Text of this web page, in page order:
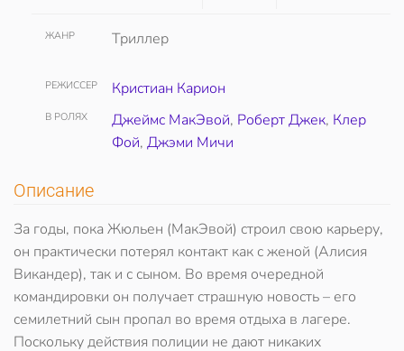
ЖАНР Триллер
РЕЖИССЕР Кристиан Карион
В РОЛЯХ Джеймс МакЭвой, Роберт Джек, Клер
Фой, Джэми Мичи
Описание
За годы, пока Жюльен (МакЭвой) строил свою карьеру,
он практически потерял контакт как с женой (Алисия
Викандер), так и с сыном. Во время очередной
командировки он получает страшную новость – его
семилетний сын пропал во время отдыха в лагере.
Поскольку действия полиции не дают никаких